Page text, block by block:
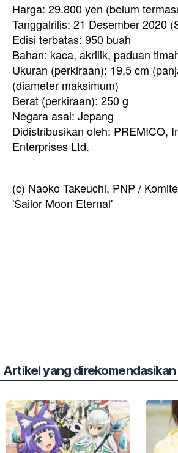
Harga: 29.800 yen (belum
Tanggalrilis: 21 Desember 2020
Edisi terbatas: 950 buah
Bahan: kaca, akrilik, paduan
Ukuran (perkiraan): 19,5 cm
(diameter maksimum)
Berat (perkiraan): 250 g
Negara asal: Jepang
Didistribusikan oleh: PREMICO,
Enterprises Ltd.
(c) Naoko Takeuchi, PNP /
'Sailor Moon Eternal'
Artikel yang direkomendasikan